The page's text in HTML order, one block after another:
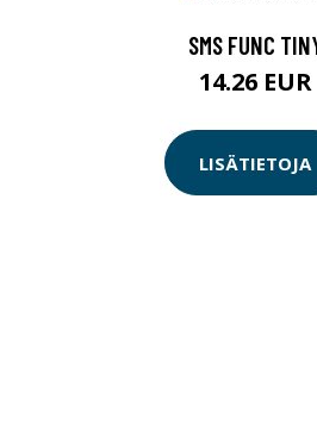
SMS FUNC
14.26 EUR
LISÄTIETOJA